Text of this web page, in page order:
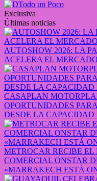
Exclusiva
Últimas noticias
AUTOSHOW 2026: LA
ACELERA EL
CASAPLAN
OPORTUNIDADES
DESDE LA CAPACIDAD
METROCAR RECIBE
COMERCIAL ONSTAR
«MARRAKECH ESTÁ